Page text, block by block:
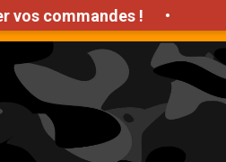
! •
HT